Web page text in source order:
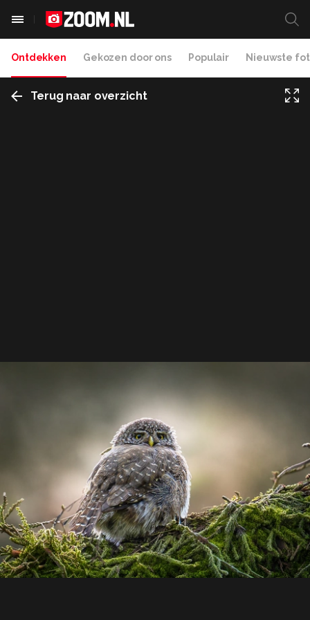
Ontdekken Gekozen door ons Populair Nieuwste
Terug naar overzicht